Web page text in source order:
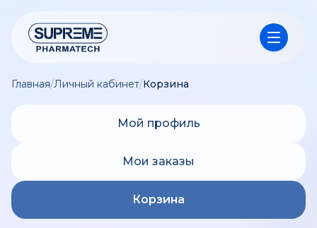
Главная/Личный кабинет/Корзина
Мой профиль
Мои заказы
Корзина